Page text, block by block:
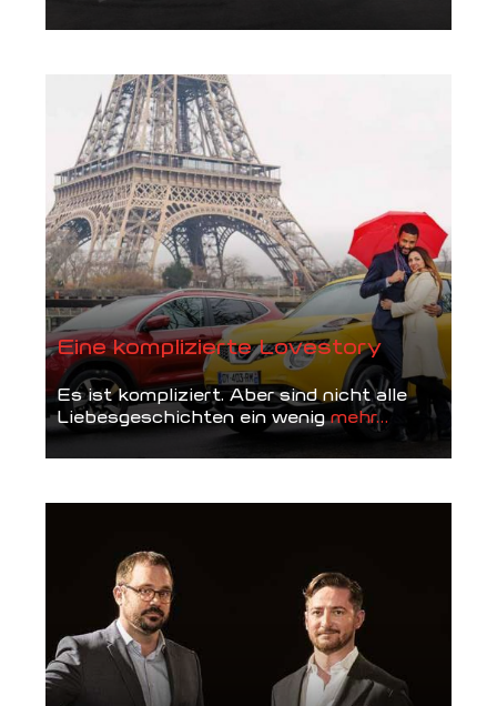
Eine komplizierte Lovestory
Es ist kompliziert. Aber sind nicht alle
Liebesgeschichten ein wenigmehr...